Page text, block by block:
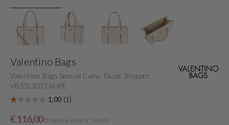
Valentino Bags
Valentino Bags Special Camy Taupe Shopper
VBS7L301TAUPE
Sale
€ 116,00
OrigineleOriginele prijs: € 145,00